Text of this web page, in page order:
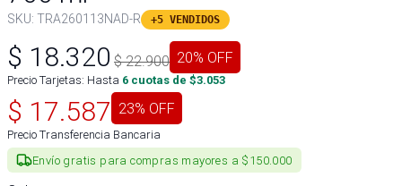
SKU: TRA260113NAD-R +5 VENDIDOS
$ 18.320 $22.900 20% OFF
Precio Tarjetas: Hasta 6 cuotas de $3.053
$ 17.587 23% OFF
Precio Transferencia Bancaria
Envío gratis para compras mayores a $150.000